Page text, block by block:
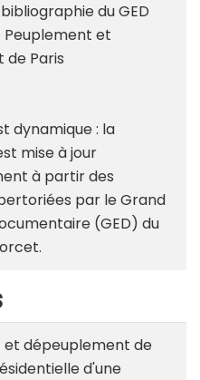
bibliographie du GED
et
Paris
dynamique : la
mise à jour
à partir des
par le Grand
(GED) du
dépeuplement de
d'une